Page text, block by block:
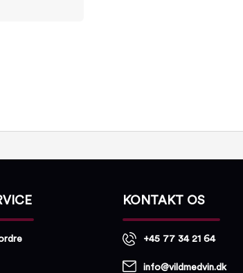
KONTAKT OS
+45 77 34 21 64
info@vildmedvin.dk